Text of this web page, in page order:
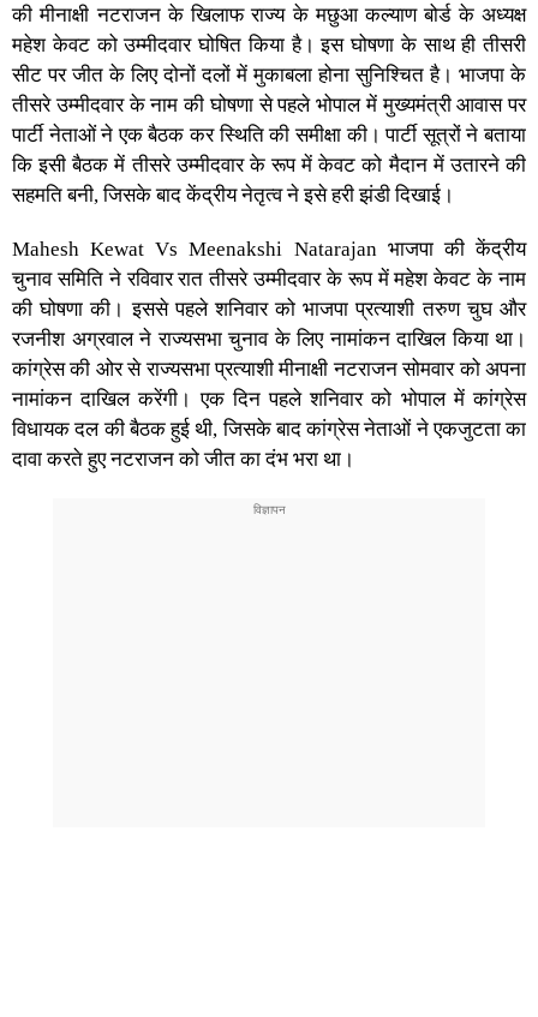
की मीनाक्षी नटराजन के खिलाफ राज्य के मछुआ कल्याण बोर्ड के अध्यक्ष
महेश केवट को उम्मीदवार घोषित किया है। इस घोषणा के साथ ही तीसरी
सीट पर जीत के लिए दोनों दलों में मुकाबला होना सुनिश्चित है। भाजपा के
तीसरे उम्मीदवारके नाम की घोषणा से पहले भोपाल में मुख्यमंत्री आवास पर
पार्टी नेताओं ने एक बैठक कर स्थिति की समीक्षा की। पार्टी सूत्रों ने बताया
कि इसी बैठक में तीसरे उम्मीदवार के रूप में केवट को मैदान में उतारने की
सहमति बनी, जिसके बाद केंद्रीय नेतृत्व ने इसे हरी झंडी दिखाई।
Mahesh Kewat Vs Meenakshi Natarajan भाजपा की केंद्रीय
चुनाव समिति ने रविवार रात तीसरे उम्मीदवार के रूप में महेश केवट के नाम
की घोषणा की‌। इससे पहले शनिवार को भाजपा प्रत्याशी तरुण चुघ और
रजनीश अग्रवाल ने राज्यसभा चुनाव के लिए नामांकन दाखिल किया था।
कांग्रेस की ओर सेराज्यसभा प्रत्याशी मीनाक्षी नटराजनसोमवार को अपना
नामांकन दाखिल करेंगी। एक दिन पहले शनिवार को भोपाल मेंकांग्रेस
विधायक दल की बैठक हुई थी, जिसके बाद कांग्रेस नेताओं ने एकजुटता का
दावा करते हुए नटराजन को जीत का दंभ भरा था।